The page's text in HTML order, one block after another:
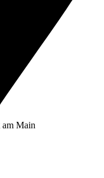
Main